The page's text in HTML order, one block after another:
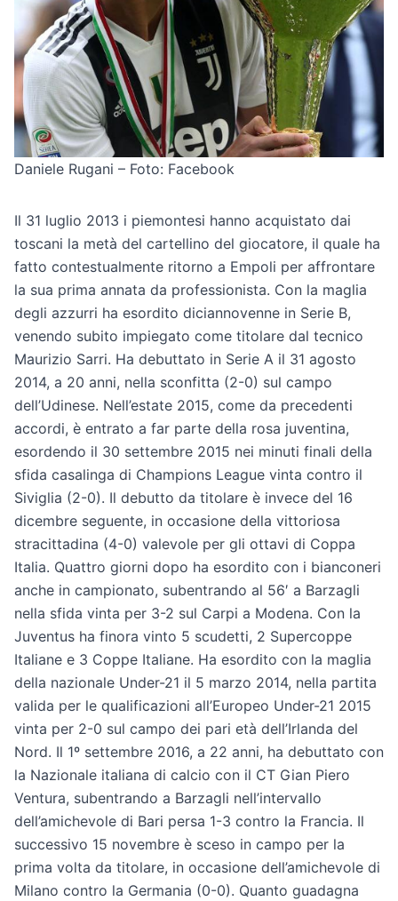
Daniele Rugani – Foto: Facebook
Il 31 luglio 2013 i piemontesi hanno acquistato dai
toscani la metà del cartellino del giocatore, il quale ha
fatto contestualmente ritorno a Empoli per affrontare
la sua prima annata da professionista. Con la maglia
degli azzurri ha esordito diciannovenne in Serie B,
venendo subito impiegato come titolare dal tecnico
Maurizio Sarri. Ha debuttato in Serie A il 31 agosto
2014, a 20 anni, nella sconfitta (2-0) sul campo
dell’Udinese. Nell’estate 2015, come da precedenti
accordi, è entrato a far parte della rosa juventina,
esordendo il 30 settembre 2015 nei minuti finali della
sfida casalinga di Champions League vinta contro il
Siviglia (2-0). Il debutto da titolare è invece del 16
dicembre seguente, in occasione della vittoriosa
stracittadina (4-0) valevole per gli ottavi di Coppa
Italia. Quattro giorni dopo ha esordito con i bianconeri
anche in campionato, subentrando al 56′ a Barzagli
nella sfida vinta per 3-2 sul Carpi a Modena. Con la
Juventus ha finora vinto 5 scudetti, 2 Supercoppe
Italiane e 3 Coppe Italiane. Ha esordito con la maglia
della nazionale Under-21 il 5 marzo 2014, nella partita
valida per le qualificazioni all’Europeo Under-21 2015
vinta per 2-0 sul campo dei pari età dell’Irlanda del
Nord. Il 1º settembre 2016, a 22 anni, ha debuttato con
la Nazionale italiana di calcio con il CT Gian Piero
Ventura, subentrando a Barzagli nell’intervallo
dell’amichevole di Bari persa 1-3 contro la Francia. Il
successivo 15 novembre è sceso in campo per la
prima volta da titolare, in occasione dell’amichevole di
Milano contro la Germania (0-0). Quanto guadagna